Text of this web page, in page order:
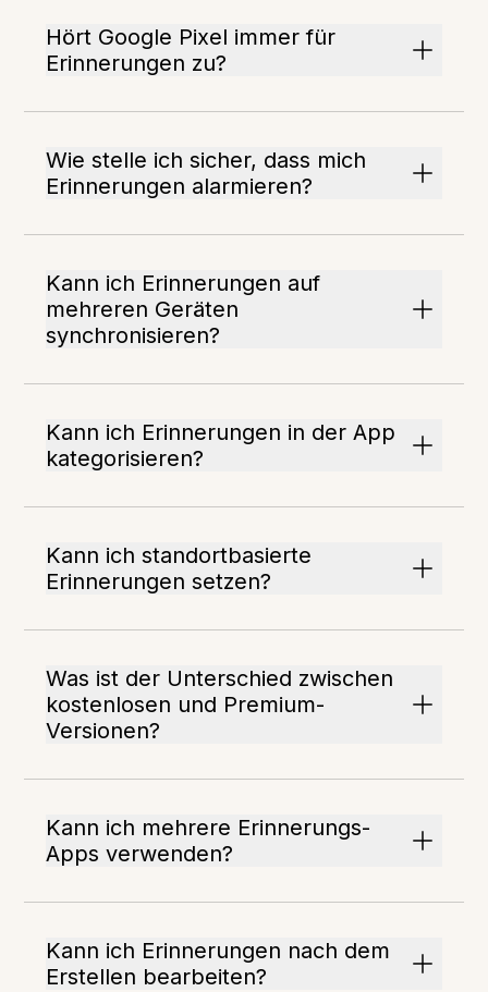
Hört Google Pixel immer für
Erinnerungen zu?
Wie stelle ich sicher, dass mich
Erinnerungen alarmieren?
Kann ich Erinnerungen auf
mehreren Geräten
synchronisieren?
Kann ich Erinnerungen in der App
kategorisieren?
Kann ich standortbasierte
Erinnerungen setzen?
Was ist der Unterschied zwischen
kostenlosen und Premium-
Versionen?
Kann ich mehrere Erinnerungs-
Apps verwenden?
Kann ich Erinnerungen nach dem
Erstellen bearbeiten?